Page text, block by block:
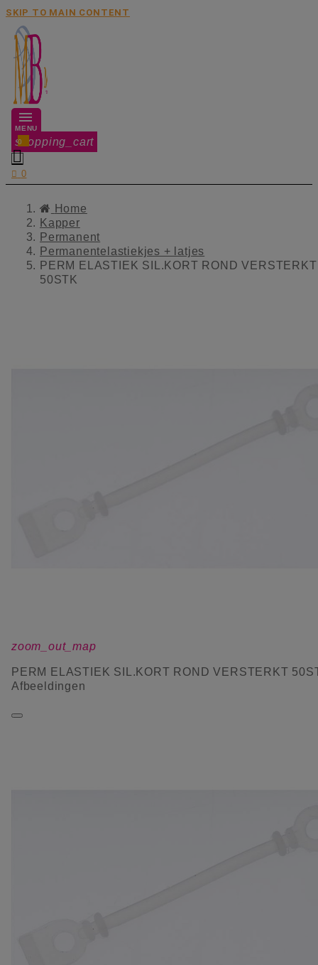
SKIP TO MAIN CONTENT
MENU
shopping_cart
0

 0
Home
Kapper
Permanent
Permanentelastiekjes + latjes
PERM ELASTIEK SIL.KORT ROND VERSTERKT
50STK
zoom_out_map
PERM ELASTIEK SIL.KORT ROND VERSTERKT
Afbeeldingen